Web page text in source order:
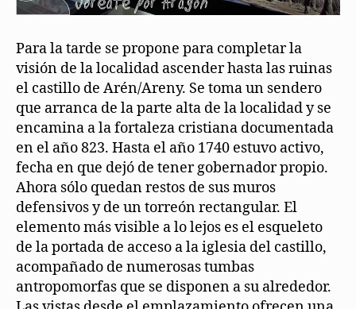
Para la tarde se propone para completar la
visión de la localidad ascender hasta las ruinas
el castillo de Arén/Areny. Se toma un sendero
que arranca de la parte alta de la localidad y se
encamina a la fortaleza cristiana documentada
en el año 823. Hasta el año 1740 estuvo activo,
fecha en que dejó de tener gobernador propio.
Ahora sólo quedan restos de sus muros
defensivos y de un torreón rectangular. El
elemento más visible a lo lejos es el esqueleto
de la portada de acceso a la iglesia del castillo,
acompañado de numerosas tumbas
antropomorfas que se disponen a su alrededor.